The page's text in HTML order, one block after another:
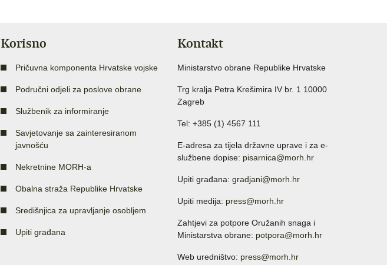
Korisno
Pričuvna komponenta Hrvatske vojske
Područni odjeli za poslove obrane
Službenik za informiranje
Savjetovanje sa zainteresiranom
javnošću
Nekretnine MORH-a
Obalna straža Republike Hrvatske
Središnjica za upravljanje osobljem
Upiti građana
Kontakt
Ministarstvo obrane Republike Hrvatske
Trg kralja Petra Krešimira IV br. 1 10000
Zagreb
Tel: +385 (1) 4567 111
E-adresa za tijela državne uprave i za e-
službene dopise: pisarnica@morh.hr
Upiti građana: gradjani@morh.hr
Upiti medija: press@morh.hr
Zahtjevi za potpore Oružanih snaga i
Ministarstva obrane: potpora@morh.hr
Web uredništvo: press@morh.hr